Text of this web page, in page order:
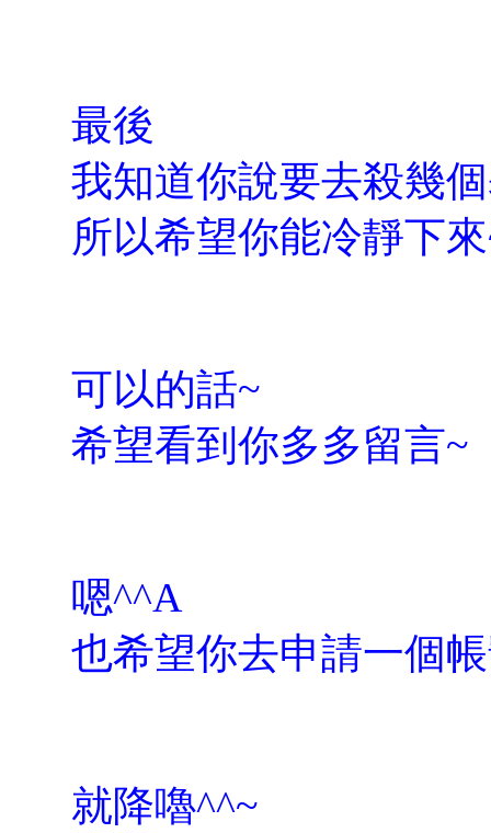
最後
我知道你說要去殺幾
所以希望你能冷靜下
可以的話~
希望看到你多多留言~
嗯^^A
也希望你去申請一個
就降嚕^^~